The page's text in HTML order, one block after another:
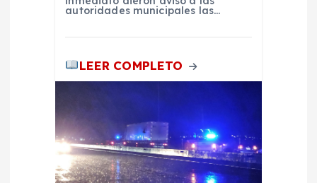
autoridades municipales las…
LEER COMPLETO